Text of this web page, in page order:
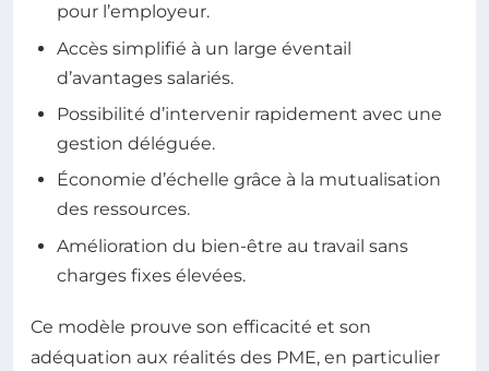
pour l’employeur.
Accès simplifié à un large éventail
d’avantages salariés.
Possibilité d’intervenir rapidement avec une
gestion déléguée.
Économie d’échelle grâce à la mutualisation
des ressources.
Amélioration du bien-être au travail sans
charges fixes élevées.
Ce modèle prouve son efficacité et son
adéquation aux réalités des PME, en particulier